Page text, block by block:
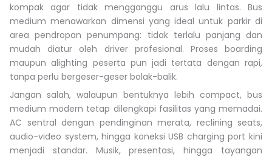
kompak agar tidak mengganggu arus lalu lintas. Bus
medium menawarkan dimensi yang ideal untuk parkir di
area pendropan penumpang: tidak terlalu panjang dan
mudah diatur oleh driver profesional. Proses boarding
maupun alighting peserta pun jadi tertata dengan rapi,
tanpa perlu bergeser-geser bolak-balik.
Jangan salah, walaupun bentuknya lebih compact, bus
medium modern tetap dilengkapi fasilitas yang memadai.
AC sentral dengan pendinginan merata, reclining seats,
audio-video system, hingga koneksi USB charging port kini
menjadi standar. Musik, presentasi, hingga tayangan